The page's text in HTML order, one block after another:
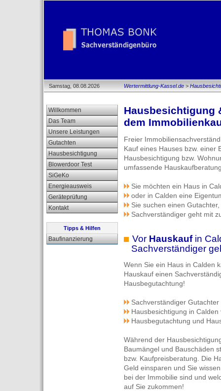
Samstag, 08.08.2026 Wertermittlung-Kassel.de >
Willkommen
Das Team
Unsere Leistungen
Gutachten
Hausbesichtigung
Blowerdoor Test
SiGeKo
Energieausweis
Geräteprüfung
Kontakt
Tipps & Hilfen
Baufinanzierung
Hausbesichtigung
dem
Freier
Kauf eines Hauses bzw. einer
Hausbesichtigung bzw.
umfassende
Sie möchten ein Haus in
oder in Calden eine
Sie suchen einen
Sachverständiger geht mit
Vor Hauskaufin
Sachverständiger
Wenn Sie ein Haus in Calden
Hauskauf einen
Hausbegutachtung!
Sachverständiger Gutachter
Hausbesichtigung in Calden
Hausbegutachtung und
Während der
Baumängel und Bauschäden
bzw. Kaufpreisberatung. Die
Geld einsparen und Sie
bei der Immobilie sind und
auf Sie zukommen!